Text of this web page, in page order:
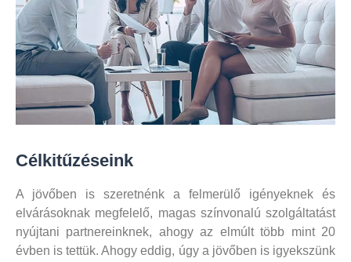
Célkitűzéseink
A jövőben is szeretnénk a felmerülő igényeknek és
elvárásoknak megfelelő, magas színvonalú szolgáltatást
nyújtani partnereinknek, ahogy az elmúlt több mint 20
évben is tettük. Ahogy eddig, úgy a jövőben is igyekszünk